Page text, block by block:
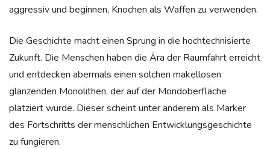
aggressiv und beginnen, Knochen als Waffen zu verwenden.
Die Geschichte macht einen Sprung in die hochtechnisierte
Zukunft. Die Menschen haben die Ära der Raumfahrt erreicht
und entdecken abermals einen solchen makellosen
glänzenden Monolithen, der auf der Mondoberfläche
platziert wurde. Dieser scheint unter anderem als Marker
des Fortschritts der menschlichen Entwicklungsgeschichte
zu fungieren.